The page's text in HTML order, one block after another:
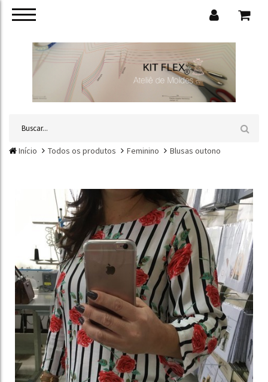
Início Todos os produtos Feminino Blusas outono